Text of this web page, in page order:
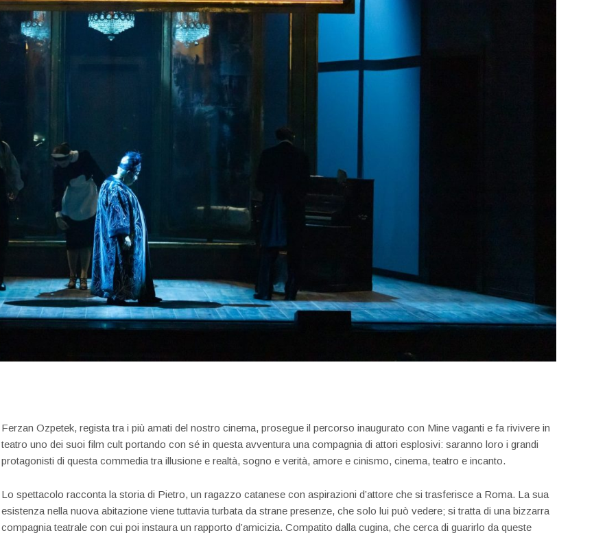
Ferzan Ozpetek, regista tra i più amati del nostro cinema, prosegue il percorso inaugurato con Mine vaganti e fa rivivere in
teatro uno dei suoi film cult portando con sé in questa avventura una compagnia di attori esplosivi: saranno loro i grandi
protagonisti di questa commedia tra illusione e realtà, sogno e verità, amore e cinismo, cinema, teatro e incanto.
Lo spettacolo racconta la storia di Pietro, un ragazzo catanese con aspirazioni d’attore che si trasferisce a Roma. La sua
esistenza nella nuova abitazione viene tuttavia turbata da strane presenze, che solo lui può vedere; si tratta di una bizzarra
compagnia teatrale con cui poi instaura un rapporto d’amicizia. Compatito dalla cugina, che cerca di guarirlo da queste